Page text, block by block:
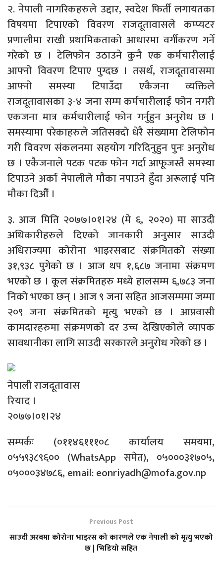
२. नेपाली नागरिकहरुले उद्दार, स्वदेश फिर्ती लगायतका
विषयमा टिपाएको विवरण राजदूतावासले कम्प्यटर
प्रणालीमा राखी प्रथामिकताको आधारमा वर्गीकरण गर्ने
गरेको छ । टेलिफोन उठाउने कुनै एक कर्मचारीलाई
आफ्नो विवरण टिपाए पुग्दछ । तसर्थ, राजदूतावासमा
आफ्नो समस्या टिपाउँदा एकैजना व्यक्तिले
राजदूतावासका ३-४ जना सम्म कर्मचारीलाई फोन नगरी
एकजना मात्र कर्मचारीलाई फोन गर्नुहुन अनुरोध छ ।
समस्यामा परेकाहरुले जतिसक्दो धेरै संख्यामा टेलिफोन
गरी विवरण संकलनमा सहयोग गरिदिनुहुन पुनः अनुरोध
छ । एकैजनाले पटक पटक फोन गर्दा आफूजस्तै समस्या
टिपाउने अर्का नेपालीले मौका नपाउने हुँदा अरूलाई पनि
मौका दिऔँ ।
३. आज मिति २०७७।०१।२४ (मे ६, २०२०) मा साउदी
अधिकारीहरुले दिएको जानकारी अनुसार साउदी
अधिराज्यमा कोरोना भाइरसबाट संक्रमितको संख्या
३१,९३८ पुगेको छ । आज थप १,६८७ जनामा संक्रमण
भएको छ । कूल संक्रमितहरु मध्ये हालसम्म ६,७८३ जना
निको भएका छन् । आज ९ जना सहित आजसम्ममा जम्मा
२०९ जना संक्रमितको मृत्यु भएको छ । आप्रवासी
कामदारहरुमा संक्रमणको दर उच्च देखिएकोले व्यापक
सावधानीका लागि साउदी सरकारले अनुरोध गरेको छ ।
नेपाली राजदूतावास
रियाद ।
२०७७।०१।२४
सम्पर्कः (०११४६१११०८ कार्यालय समयमा,
०५५९३८९६०० (WhatsApp समेत), ०५०००३१७०५,
०५०००३४७८६, email: eonriyadh@mofa.gov.np
Previous Post
साउदी अरबमा कोरोना भाइरस को कारणले एक नेपाली को मृत्यु भएको
छ | भिडियो सहित